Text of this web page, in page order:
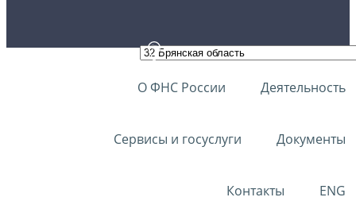
О ФНС России Деятельность
Сервисы и госуслуги Документы
Контакты ENG